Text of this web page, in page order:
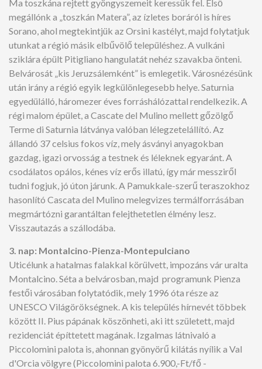
Ma toszkána rejtett gyöngyszemeit keressük fel. Első
megállónk a „toszkán Matera”, az ízletes boráról is híres
Sorano, ahol megtekintjük az Orsini kastélyt, majd folytatjuk
utunkat a régió másik elbűvölő településhez. A vulkáni
sziklára épült Pitigliano hangulatát nehéz szavakba önteni.
Belvárosát „kis Jeruzsálemként” is emlegetik. Városnézésünk
után irány a régió egyik legkülönlegesebb helye. Saturnia
egyedülálló, háromezer éves forráshálózattal rendelkezik. A
régi malom épület, a Cascate del Mulino mellett gőzölgő
Terme di Saturnia látványa valóban lélegzetelállító. Az
állandó 37 celsius fokos víz, mely ásványi anyagokban
gazdag, igazi orvosság a testnek és léleknek egyaránt. A
csodálatos opálos, kénes víz erős illatú, így már messziről
tudni fogjuk, jó úton járunk. A Pamukkale-szerű teraszokhoz
hasonlító Cascata del Mulino melegvizes termálforrásában
megmártózni garantáltan felejthetetlen élmény lesz.
Visszautazás a szállodába.
3. nap: Montalcino-Pienza-Montepulciano
Uticélunk a hatalmas falakkal körülvett, impozáns vár uralta
Montalcino. Séta a belvárosban, majd programunk Pienza
festői városában folytatódik, mely 1996 óta része az
UNESCO Világörökségnek. A kis település hírnevét többek
között II. Pius pápának köszönheti, aki itt született, majd
rezidenciát építtetett magának. Izgalmas látnivaló a
Piccolomini palota is, ahonnan gyönyörű kilátás nyílik a Val
d'Orcia völgyre (Piccolomini palota 6.900,-Ft/fő -